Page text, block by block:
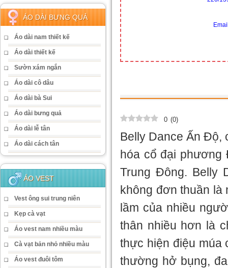
ÁO DÀI BƯNG QUẢ
Áo dài nam thiết kế
Áo dài thiết kế
Sườn xám ngắn
Áo dài cô dâu
Áo dài bà Sui
Áo dài bưng quả
Áo dài lễ tân
Áo dài cách tân
ÁO VEST
Vest ông sui trung niên
Kẹp cà vạt
Áo vest nam nhiều màu
Cà vạt bản nhỏ nhiều màu
Áo vest đuôi tôm
0 (0)
Belly Dance Ấn Độ,
hóa cổ đại
Trung Đông. Belly
không đơn thuần là
lầm của nhiều
thân nhiều hơn là
thực hiện điệu múa
thường hở bụng,